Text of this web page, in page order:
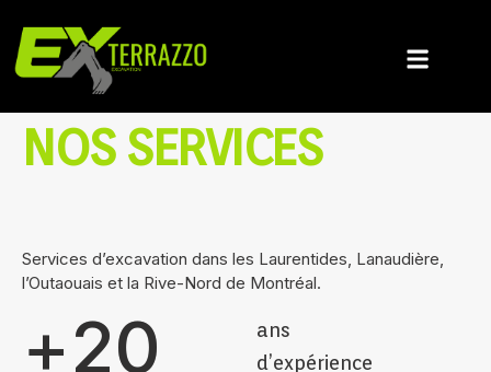
NOS SERVICES
Services d’excavation dans les Laurentides, Lanaudière,
l’Outaouais et la Rive-Nord de Montréal.
ans
d’expérience
+20